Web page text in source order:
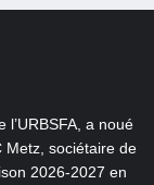
a noué
Metz, sociétaire de
2026-2027 en